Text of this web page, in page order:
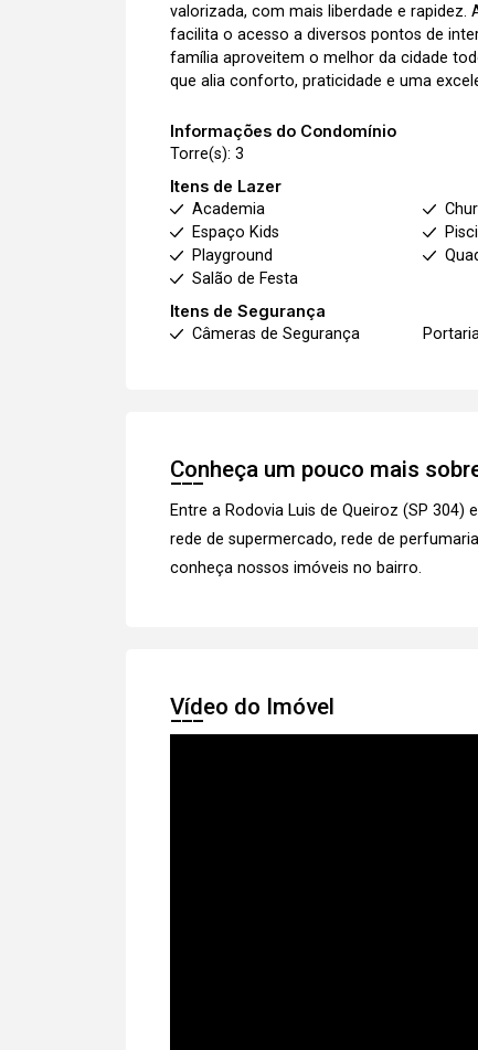
valorizada, com mais liberdade e rapidez.
facilita o acesso a diversos pontos de
família aproveitem o melhor da cidade
que alia conforto, praticidade e uma
Informações do Condomínio
Torre(s): 3
Itens de Lazer
Academia
Espaço Kids
Playground
Salão de Festa
Itens de Segurança
Câmeras de Segurança
Conheça um pouco mais
Entre a Rodovia Luis de Queiroz (SP
rede de supermercado, rede de
conheça nossos imóveis no bairro.
Vídeo do Imóvel